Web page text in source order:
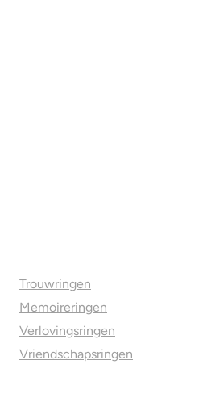
Trouwringen
Memoireringen
Verlovingsringen
Vriendschapsringen